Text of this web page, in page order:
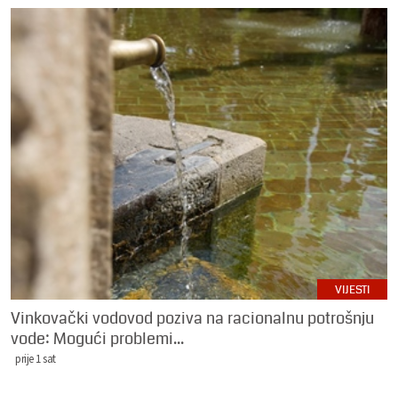
VIJESTI
Vinkovački vodovod poziva na racionalnu potrošnju
vode: Mogući problemi...
prije 1 sat